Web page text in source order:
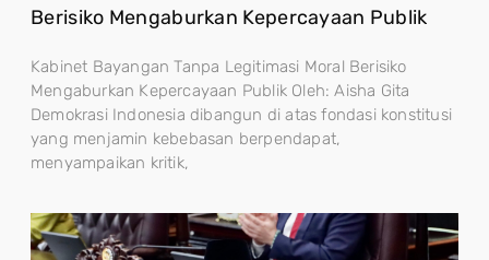
Berisiko Mengaburkan Kepercayaan Publik
Kabinet Bayangan Tanpa Legitimasi Moral Berisiko
Mengaburkan Kepercayaan Publik Oleh: Aisha Gita
Demokrasi Indonesia dibangun di atas fondasi konstitusi
yang menjamin kebebasan berpendapat,
menyampaikan kritik,